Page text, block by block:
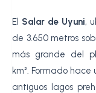
El Salar de Uyuni,
de 3.650 metros
más grande del
km². Formado
antiguos lagos